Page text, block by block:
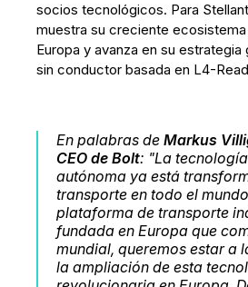
socios tecnológicos. Para
muestra su creciente
Europa y avanza en su
sin conductor basada en L4-
En palabras deMarkus
CEO de Bolt: "La
autónoma ya está
transporte en todo el
plataforma de transporte
fundada en Europa que
mundial, queremos estar a
la ampliación de esta